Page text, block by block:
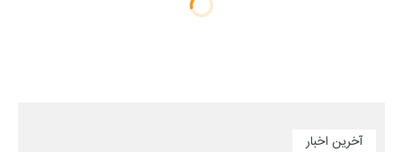
آخرین اخبار